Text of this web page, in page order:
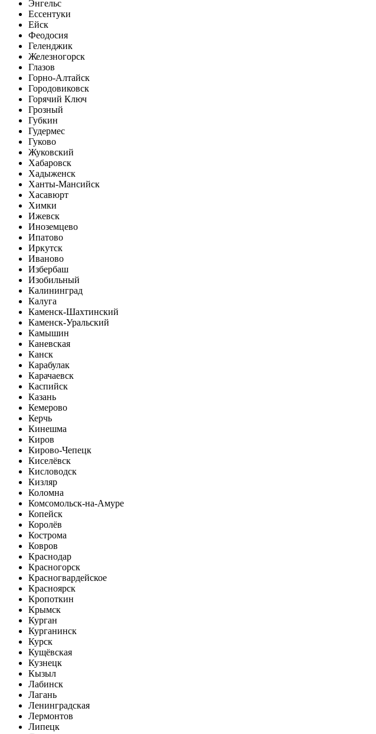
Энгельс
Ессентуки
Ейск
Феодосия
Геленджик
Железногорск
Глазов
Горно-Алтайск
Городовиковск
Горячий Ключ
Грозный
Губкин
Гудермес
Гуково
Жуковский
Хабаровск
Хадыженск
Ханты-Мансийск
Хасавюрт
Химки
Ижевск
Иноземцево
Ипатово
Иркутск
Иваново
Избербаш
Изобильный
Калининград
Калуга
Каменск-Шахтинский
Каменск-Уральский
Камышин
Каневская
Канск
Карабулак
Карачаевск
Каспийск
Казань
Кемерово
Керчь
Кинешма
Киров
Кирово-Чепецк
Киселёвск
Кисловодск
Кизляр
Коломна
Комсомольск-на-Амуре
Копейск
Королёв
Кострома
Ковров
Краснодар
Красногорск
Красногвардейское
Красноярск
Кропоткин
Крымск
Курган
Курганинск
Курск
Кущёвская
Кузнецк
Кызыл
Лабинск
Лагань
Ленинградская
Лермонтов
Липецк